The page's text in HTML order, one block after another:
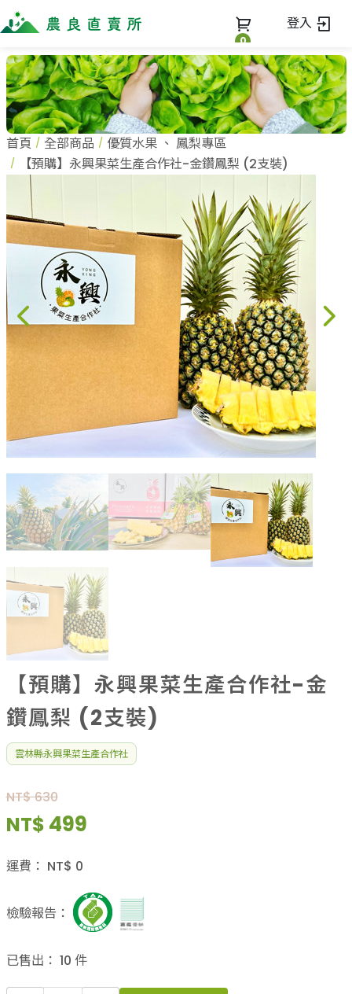
0
登入
全部商品
全部商品
當季優質水果專區
鳳梨專區
柚子專區
禮盒專區
新鮮蔬菜
米、雜糧
麵食、米粉
油、醬油
調味、醬料
加工食品
果乾、點心
花果茶飲
加工飲品
花卉
加工生活用品
原民特區
農會商品
農業策略聯盟 送禮專區
優質水果
最新消息
商家一覽
全部商家
農企業
小農
蔬果知識+
蔬果文化
美味食譜
常見問題
關於我們
關於我們
加入我們
訂單查詢
登入
首頁 全部商品 優質水果、 鳳梨專區
【預購】永興果菜生產合作社-金鑽鳳梨 (2支裝)
【預購】永興果菜生產合作社-金
鑽鳳梨 (2支裝)
雲林縣永興果菜生產合作社
NT$ 630
NT$ 499
運費： NT$ 0
檢驗報告：
已售出： 10 件